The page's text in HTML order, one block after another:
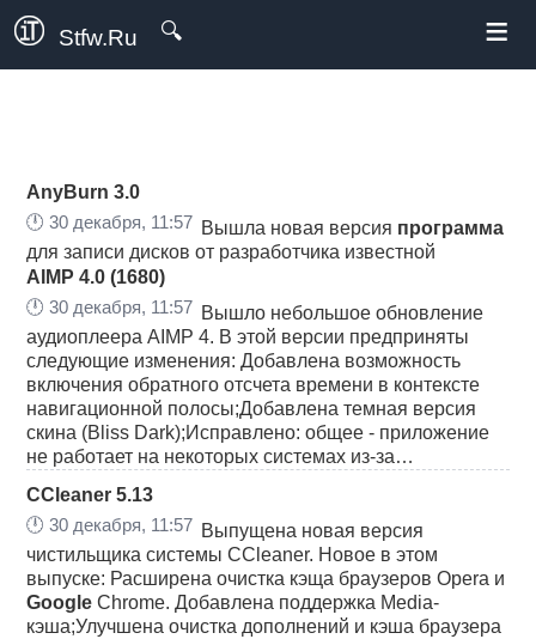
Stfw.Ru 🔍 ≡
AnyBurn 3.0
🕛30 декабря, 11:57 Вышла новая версия программа
для записи дисков от разработчика известной
AIMP 4.0 (1680)
🕛30 декабря, 11:57 Вышло небольшое обновление
аудиоплеера AIMP 4. В этой версии предприняты
следующие изменения: Добавлена возможность
включения обратного отсчета времени в контексте
навигационной полосы;Добавлена темная версия
скина (Bliss Dark);Исправлено: общее - приложение
не работает на некоторых системах из-за…
CCleaner 5.13
🕛30 декабря, 11:57 Выпущена новая версия
чистильщика системы CCleaner. Новое в этом
выпуске: Расширена очистка кэща браузеров Opera и
Google Chrome. Добавлена поддержка Media-
кэша;Улучшена очистка дополнений и кэша браузера